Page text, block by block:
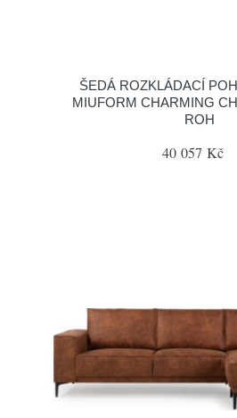
ŠEDÁ ROZKLÁDACÍ
MIUFORM CHARMING
ROH
40 057 Kč